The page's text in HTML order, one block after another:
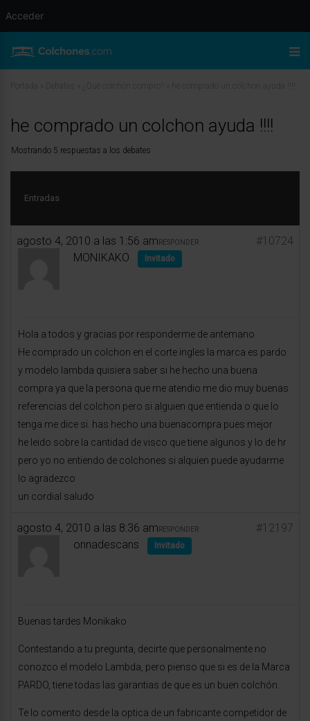
he comprado un colchon ayuda !!!!
Mostrando 5 respuestas a los debates
Entradas
agosto 4, 2010 a las 1:56 am #10724
RESPONDER
MONIKAKO Invitado
Hola a todos y gracias por responderme de antemano
He comprado un colchon en el corte ingles la marca es pardo
y modelo lambda quisiera saber si he hecho una buena
compra ya que la persona que me atendio me dio muy buenas
referencias del colchon pero si alguien que entienda o que lo
tenga me dice si. has hecho una buenacompra pues mejor
he leido sobre la cantidad de visco que tiene algunos y lo de hr
pero yo no entiendo de colchones si alquien puede ayudarme
lo agradezco
un cordial saludo
agosto 4, 2010 a las 8:36 am #12197
RESPONDER
onnadescans Invitado
Buenas tardes Monikako
Contestando a tu pregunta, decirte que personalmente no
conozco el modelo Lambda, pero pienso que si es de la Marca
PARDO, tiene todas las garantias de que es un buen colchón.
Te lo comento desde la optica de un fabricante competidor de
Acceder